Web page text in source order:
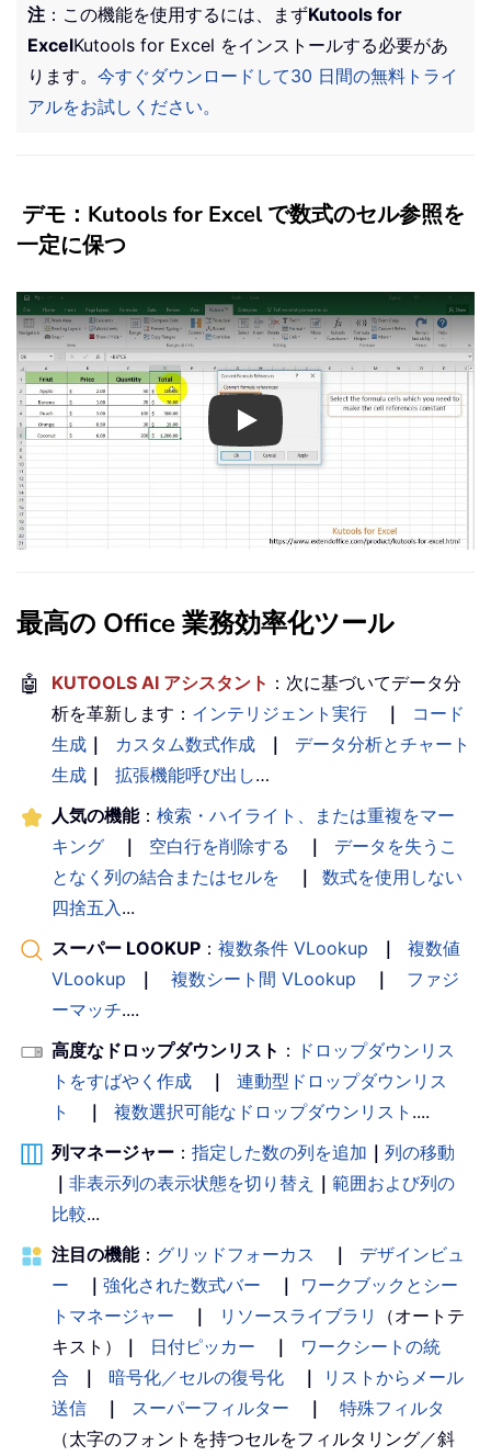
注 ：この機能を使用するには、まずKutools for
ExcelKutools for Excel をインストールする必要があ
ります。 今すぐダウンロードして30 日間の無料トライ
アルをお試しください。
デモ：Kutools for Excel で数式のセル参照を
一定に保つ
Play
最高の Office 業務効率化ツール
🤖 KUTOOLS AI アシスタント ：次に基づいてデータ分
析を革新します： インテリジェント実行 ｜
コード
生成 ｜ カスタム数式作成 ｜
データ分析とチャート
生成 ｜ 拡張機能呼び出し…
人気の機能： 検索・ハイライト、または重複をマー
キング
｜ 空白行を削除する ｜
データを失うこ
となく列の結合またはセルを
｜
数式を使用しない
四捨五入 ...
スーパー LOOKUP ： 複数条件 VLookup ｜
複数値
VLookup
｜ 複数シート間 VLookup ｜
ファジ
ーマッチ....
高度なドロップダウンリスト ： ドロップダウンリス
トをすばやく作成
｜
連動型ドロップダウンリス
ト
｜ 複数選択可能なドロップダウンリスト ....
列マネージャー ： 指定した数の列を追加 ｜ 列の移動
｜ 非表示列の表示状態を切り替え ｜ 範囲および列の
比較...
注目の機能： グリッドフォーカス ｜
デザインビュ
ー
｜ 強化された数式バー ｜
ワークブックとシー
トマネージャー
｜ リソースライブラリ
（オートテ
キスト）
｜ 日付ピッカー ｜
ワークシートの統
合
｜ 暗号化／セルの復号化 ｜
リストからメール
送信
｜ スーパーフィルター ｜
特殊フィルタ
（太字のフォントを持つセルをフィルタリング／斜